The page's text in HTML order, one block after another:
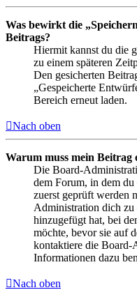
Was bewirkt die
Beitrags?
Hiermit kannst du die
zu einem späteren
Den gesicherten
„Gespeicherte
Bereich erneut laden.
Nach oben
Warum muss mein Beitrag
Die Board-
dem Forum, in dem
zuerst geprüft werden
Administration dich zu
hinzugefügt hat, bei
möchte, bevor sie auf
kontaktiere die
Informationen dazu
Nach oben